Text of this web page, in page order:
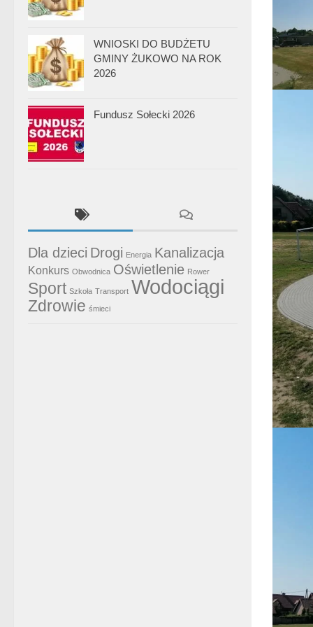
WNIOSKI DO BUDŻETU
GMINY ŻUKOWO NA ROK
2026
Fundusz Sołecki 2026
Dla dzieci Drogi Energia Kanalizacja
Konkurs Obwodnica Oświetlenie Rower
Sport Szkoła Transport Wodociągi
Zdrowie śmieci